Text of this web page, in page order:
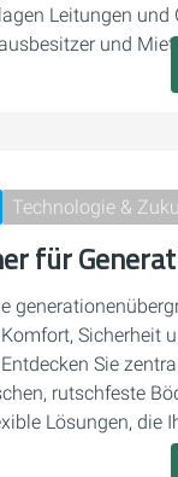
Leitungen und
und
Technologie &
für
Sicherheit
Sie
rutschfeste
Lösungen, die